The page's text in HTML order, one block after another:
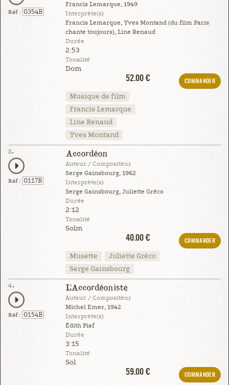
Réf : 0354B
Francis Lemarque, 1949
Interprète(s)
Francis Lemarque, Yves Montand (du film Paris
chante toujours), Line Renaud
Durée
2:53
Tonalité
Dom
52.00 €
COMMANDER
Musique de film
Francis Lemarque
Line Renaud
Yves Montand
3.
Réf : 0117B
Accordéon
Auteur / Compositeur
Serge Gainsbourg, 1962
Interprète(s)
Serge Gainsbourg, Juliette Gréco
Durée
2:12
Tonalité
Solm
40.00 €
COMMANDER
Musette
Juliette Gréco
Serge Gainsbourg
4.
Réf : 0154B
L'Accordéoniste
Auteur / Compositeur
Michel Emer, 1942
Interprète(s)
Édith Piaf
Durée
3:15
Tonalité
Sol
59.00 €
COMMANDER